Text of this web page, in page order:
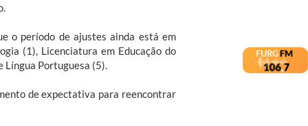
o período de ajustes ainda está em
(1), Licenciatura em Educação do
Portuguesa (5).
de expectativa para reencontrar